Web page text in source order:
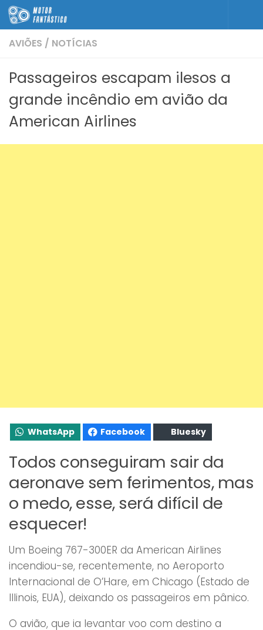
Skip to content
AVIÕES / NOTÍCIAS
Passageiros escapam ilesos a
grande incêndio em avião da
American Airlines
WhatsApp Facebook Bluesky
Todos conseguiram sair da
aeronave sem ferimentos, mas
o medo, esse, será difícil de
esquecer!
Um Boeing 767-300ER da American Airlines
incendiou-se, recentemente, no Aeroporto
Internacional de O’Hare, em Chicago (Estado de
Illinois, EUA), deixando os passageiros em pânico.
O avião, que ia levantar voo com destino a